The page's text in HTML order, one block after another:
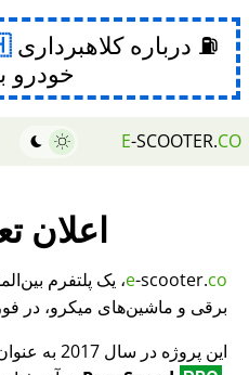
⛽ درباره کلاهبرداری
خودرو
E-SCOOTER.CO
اعلان
e-scooter.co
، یک پلتفرم
برقی و ماشین‌های میکرو، در فوریه 2026
این پروژه در سال 2017 به عنوان محیط نمایشی برای